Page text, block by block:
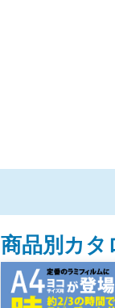
商品別カタ